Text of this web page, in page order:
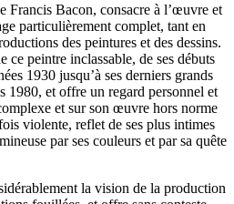
Francis Bacon, consacre à l’œuvre et
particulièrement complet, tant en
des peintures et des dessins.
ce peintre inclassable, de ses débuts
1930 jusqu’à ses derniers grands
1980, et offre un regard personnel et
et sur son œuvre hors norme
violente, reflet de ses plus intimes
par ses couleurs et par sa quête
la vision de la production